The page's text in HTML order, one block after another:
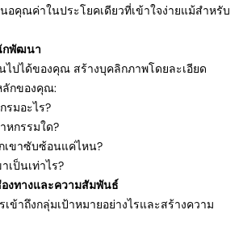
อคุณค่าในประโยคเดียวที่เข้าใจง่ายแม้สำหรับ
กพัฒนา
ไปได้ของคุณ สร้างบุคลิกภาพโดยละเอียด
กของคุณ:
รมอะไร?
หกรรมใด?
เขาซับซ้อนแค่ไหน?
เป็นเท่าไร?
งทางและความสัมพันธ์
ข้าถึงกลุ่มเป้าหมายอย่างไรและสร้างความ